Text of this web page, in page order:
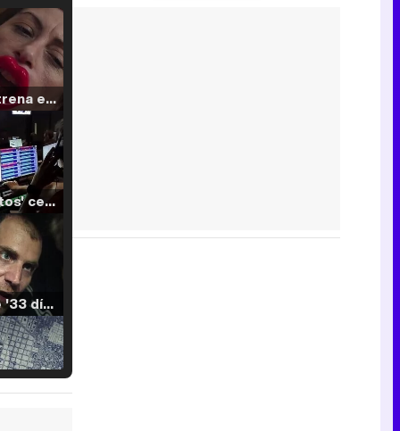
Filmin estrena el tráiler de 'Millennial Mal', su nueva comedia universitaria de la mano de Lorena Iglesias
'120 Minutos' celebra sus 2.000 programas en Telemadrid con un vídeo del día a día en la redacción
Tráiler de '33 días', la nueva serie de Atresplayer con Julián Villagrán y José Manuel Poga